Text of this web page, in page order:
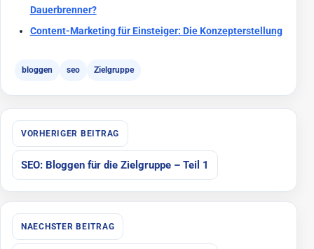
Dauerbrenner?
Content-Marketing für Einsteiger: Die Konzepterstellung
bloggen seo Zielgruppe
Beitragsnavigation
VORHERIGER BEITRAG
SEO: Bloggen für die Zielgruppe – Teil 1
NAECHSTER BEITRAG